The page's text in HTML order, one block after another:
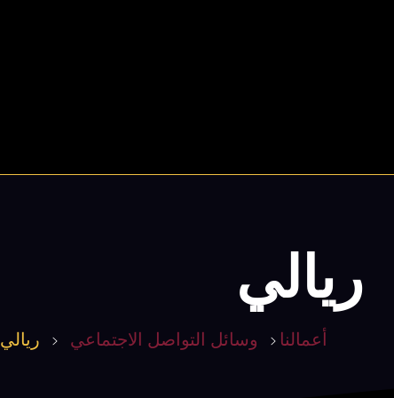
أعمالنا وسائل التواصل الاجتماعي ريالي
ريالي